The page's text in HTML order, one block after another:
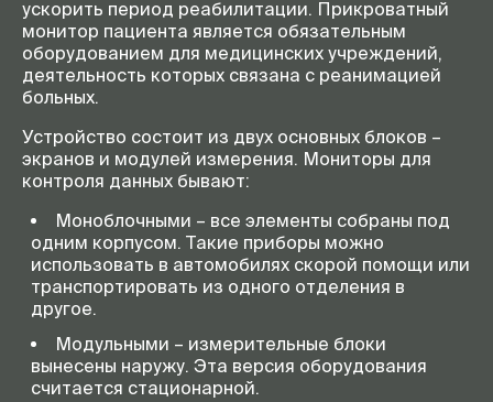
ускорить период реабилитации. Прикроватный
монитор пациента является обязательным
оборудованием для медицинских учреждений,
деятельность которых связана с реанимацией
больных.
Устройство состоит из двух основных блоков –
экранов и модулей измерения. Мониторы для
контроля данных бывают:
Моноблочными – все элементы собраны под
одним корпусом. Такие приборы можно
использовать в автомобилях скорой помощи или
транспортировать из одного отделения в
другое.
Модульными – измерительные блоки
вынесены наружу. Эта версия оборудования
считается стационарной.